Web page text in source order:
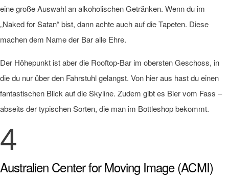
eine große Auswahl an alkoholischen Getränken. Wenn du im
„Naked for Satan“ bist, dann achte auch auf die Tapeten. Diese
machen dem Name der Bar alle Ehre.
Der Höhepunkt ist aber die Rooftop-Bar im obersten Geschoss, in
die du nur über den Fahrstuhl gelangst. Von hier aus hast du einen
fantastischen Blick auf die Skyline. Zudem gibt es Bier vom Fass –
abseits der typischen Sorten, die man im Bottleshop bekommt.
4
Australien Center for Moving Image (ACMI)